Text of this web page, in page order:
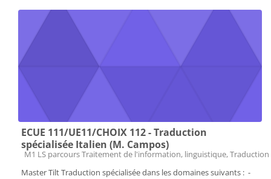
ECUE 111/UE11/CHOIX 112 - Traduction
spécialisée Italien (M. Campos)
Catégorie de cours
M1 LS parcours Traitement de l'information, linguistique, Traduction
Master Tilt Traduction spécialisée dans les domaines suivants : -